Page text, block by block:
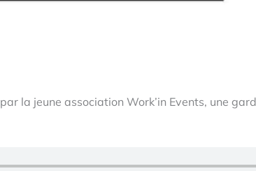
la jeune association Work’in Events, une